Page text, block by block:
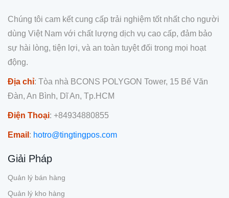
Chúng tôi cam kết cung cấp trải nghiệm tốt nhất cho người
dùng Việt Nam với chất lượng dịch vụ cao cấp, đảm bảo
sự hài lòng, tiện lợi, và an toàn tuyệt đối trong mọi hoạt
động.
Địa chỉ: Tòa nhà BCONS POLYGON Tower, 15 Bế Văn
Đàn, An Bình, Dĩ An, Tp.HCM
Điện Thoại: +84934880855
Email : hotro@tingtingpos.com
Giải Pháp
Quản lý bán hàng
Quản lý kho hàng